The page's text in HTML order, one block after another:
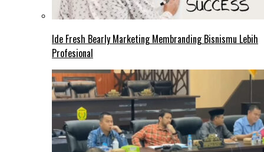
Ide Fresh Bearly Marketing Membranding Bisnismu Lebih
Profesional